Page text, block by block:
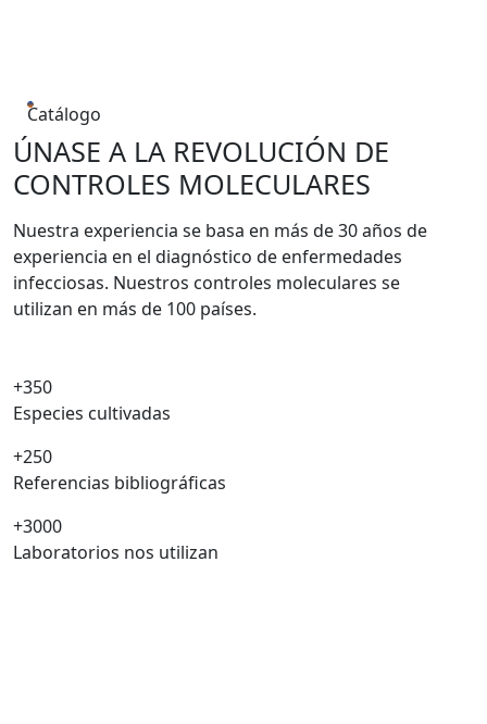
Catálogo
ÚNASE A LA REVOLUCIÓN DE
CONTROLES MOLECULARES
Nuestra experiencia se basa en más de 30 años de
experiencia en el diagnóstico de enfermedades
infecciosas. Nuestros controles moleculares se
utilizan en más de 100 países.
+350
Especies cultivadas
+250
Referencias bibliográficas
+3000
Laboratorios nos utilizan